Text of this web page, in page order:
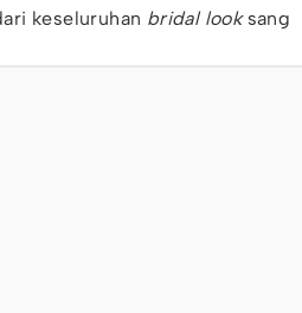
keseluruhan bridal looksang